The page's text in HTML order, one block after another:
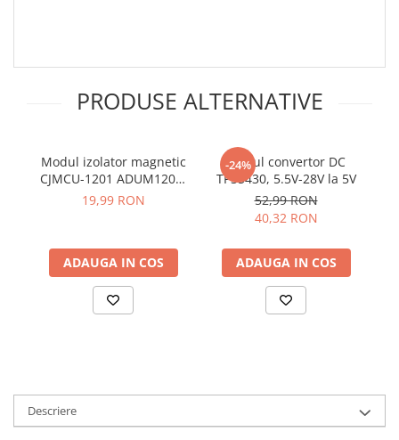
Tablouri Electrice
Convertoare de Tensiune
Banda Izolatoare
Smart Home
Intrerupatoare Smart
Prize Inteligente
Lanterne
PRODUSE ALTERNATIVE
Modul izolator magnetic
CJMCU-1201 ADUM1201,
alimentare 2.7V-5.5V
19,99 RON
ADAUGA IN COS
-24%
Modul convertor DC
TPS5430, 5.5V-28V la 5V
52,99 RON
40,32 RON
ADAUGA IN COS
Descriere